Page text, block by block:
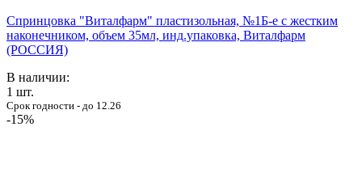
Спринцовка "Виталфарм" пластизольная, №1Б-е с жестким
наконечником, объем 35мл, инд.упаковка, Виталфарм
(РОССИЯ)
В наличии:
1 шт.
Срок годности - до 12.26
-15%